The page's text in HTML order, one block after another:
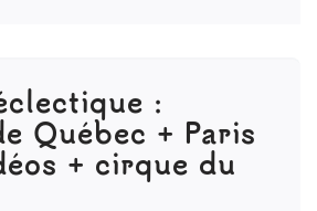
:
Québec + Paris
+ cirque du